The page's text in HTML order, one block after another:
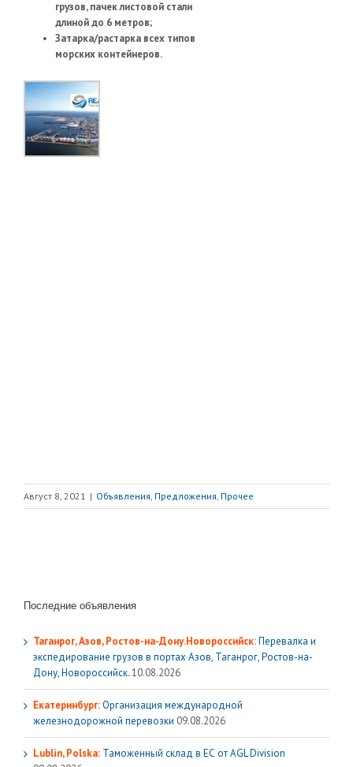
грузов, пачек листовой стали
длиной до 6 метров;
Затарка/растарка всех типов
морских контейнеров.
Август 8, 2021 | Объявления, Предложения, Прочее
Последние объявления
Таганрог, Азов, Ростов-на-Дону.Новороссийск:Перевалка и
экспедирование грузов в портах Азов, Таганрог, Ростов-на-
Дону, Новороссийск.10.08.2026
Екатеринбург:Организация международной
железнодорожной перевозки 09.08.2026
Lublin, Polska: Таможенный склад в ЕС от AGL Division